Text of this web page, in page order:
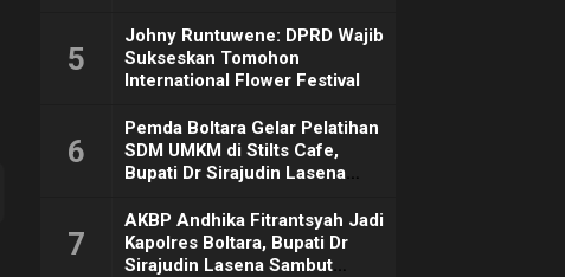
5
Johny Runtuwene: DPRD Wajib
Sukseskan Tomohon
International Flower Festival
6
Pemda Boltara Gelar Pelatihan
SDM UMKM di Stilts Cafe,
Bupati Dr Sirajudin Lasena
Dorong Ekonomi Daerah
7
AKBP Andhika Fitrantsyah Jadi
Kapolres Boltara, Bupati Dr
Sirajudin Lasena Sambut